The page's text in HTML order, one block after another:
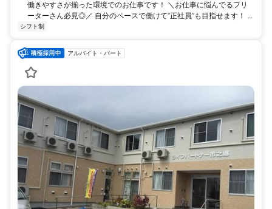
働きやすさが揃った環境でのお仕事です！ ＼お仕事に悩んでるフリ
ーターさん必見◎／ 自分のペースで働けて”正社員”も目指せます！ ...
シフト制
アルバイト・パート